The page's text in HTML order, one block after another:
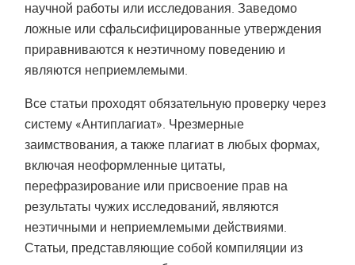
научной работы или исследования. Заведомо
ложные или сфальсифицированные утверждения
приравниваются к неэтичному поведению и
являются неприемлемыми.
Все статьи проходят обязательную проверку через
систему «Антиплагиат». Чрезмерные
заимствования, а также плагиат в любых формах,
включая неоформленные цитаты,
перефразирование или присвоение прав на
результаты чужих исследований, являются
неэтичными и неприемлемыми действиями.
Статьи, представляющие собой компиляции из